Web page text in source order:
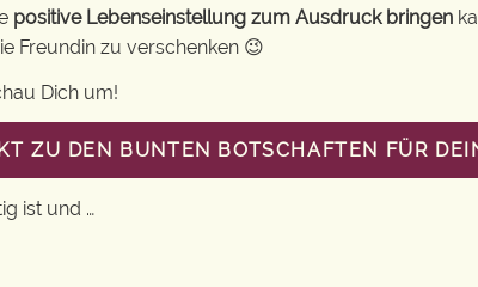
positive Lebenseinstellung zum Ausdruck bringen
Freundin zu verschenken 😉
Dich um!
ZU DEN BUNTEN BOTSCHAFTEN FÜR
ist und …